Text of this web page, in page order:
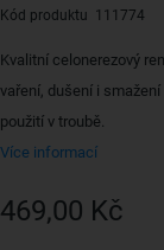
Kód produktu 111774
Kvalitní celonerezový
vaření, dušení i
použití v troubě.
Více informací
469,00 Kč